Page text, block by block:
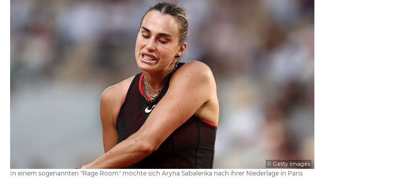
© Getty Images
In einem sogenannten "Rage Room" möchte sich Aryna Sabalenka nach ihrer Niederlage in Paris